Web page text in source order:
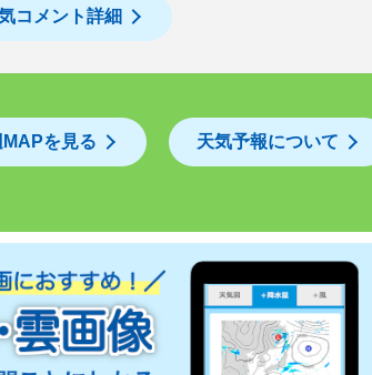
コメント詳細
MAPを見る 天気予報について